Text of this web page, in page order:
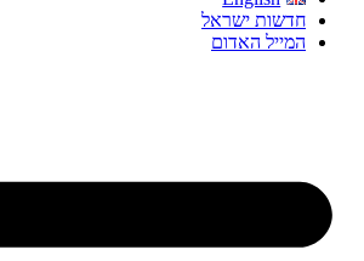
חדשות ישראל
המייל האדום